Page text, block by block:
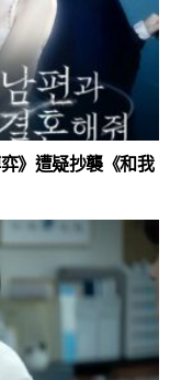
》遭疑抄襲《和我